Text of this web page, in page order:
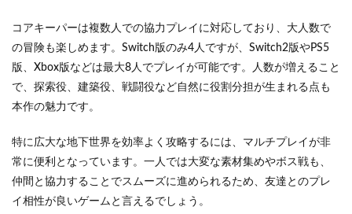
コアキーパーは複数人での協力プレイに対応しており、大人数で
の冒険も楽しめます。Switch版のみ4人ですが、Switch2版やPS5
版、Xbox版などは最大8人でプレイが可能です。人数が増えること
で、探索役、建築役、戦闘役など自然に役割分担が生まれる点も
本作の魅力です。
特に広大な地下世界を効率よく攻略するには、マルチプレイが非
常に便利となっています。一人では大変な素材集めやボス戦も、
仲間と協力することでスムーズに進められるため、友達とのプレ
イ相性が良いゲームと言えるでしょう。